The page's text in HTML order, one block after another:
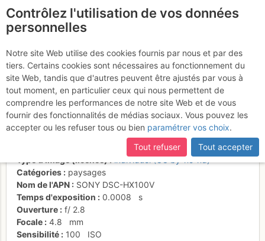
Ambiance forêt dans les
Combes
Activités
Date/heure
individuel (CC by-nc-nd)
Catégories
paysages
Nom de l'APN
SONY DSC-HX100V
Temps d'exposition
0.0008
s
Ouverture
f/ 2.8
Focale
4.8
mm
Sensibilité
100
ISO
Contrôlez l'utilisation de vos données
personnelles
Notre site Web utilise des cookies fournis par nous et par des
tiers. Certains cookies sont nécessaires au fonctionnement du
site Web, tandis que d'autres peuvent être ajustés par vous à
tout moment, en particulier ceux qui nous permettent de
comprendre les performances de notre site Web et de vous
fournir des fonctionnalités de médias sociaux. Vous pouvez les
accepter ou les refuser tous ou bien paramétrer vos choix.
Tout refuser
Tout accepter